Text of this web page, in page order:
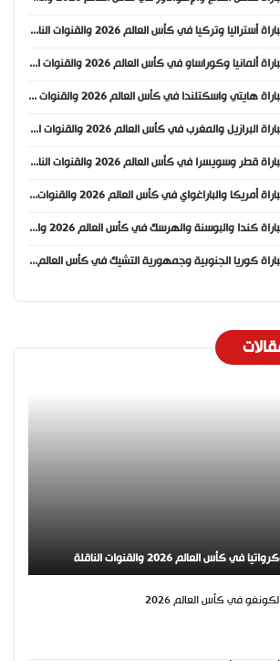
موعد مباراة أستراليا وتركيا في كأس العالم 2026 والقنوات الناقلة
موعد مباراة ألمانيا وكوراساو في كأس العالم 2026 والقنوات الناقلة
موعد مباراة هايتي واسكتلندا في كأس العالم 2026 والقنوات الناقلة
موعد مباراة البرازيل والمغرب في كأس العالم 2026 والقنوات الناقلة
موعد مباراة قطر وسويسرا في كأس العالم 2026 والقنوات الناقلة
موعد مباراة أمريكا والباراغواي في كأس العالم 2026 والقنوات الناقلة
موعد مباراة كندا والبوسنة والهرسك في كأس العالم 2026 والقنوات الناقلة
موعد مباراة كوريا الجنوبية وجمهورية التشيك في كأس العالم 2026 والقنوات الناقلة
العالم 2026 والقنوات الناقلة
موعد مباراة البرتغال والكونغو في كأس العالم 2026